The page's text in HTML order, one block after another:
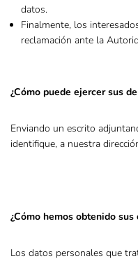
datos.
Finalmente, los
reclamación ante la
¿Cómo puede ejercer sus
Enviando un escrito
identifique, a nuestra
¿Cómo hemos obtenido sus
Los datos personales que